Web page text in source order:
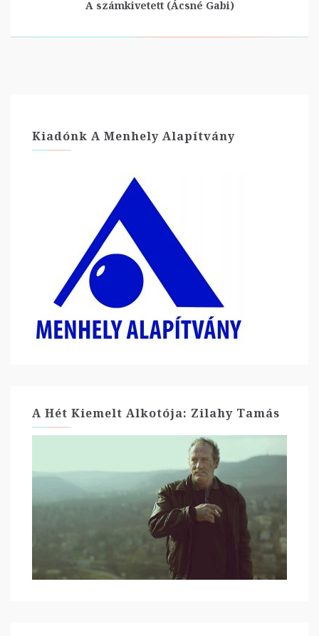
A számkivetett (Ácsné Gabi)
Kiadónk A Menhely Alapítvány
A Hét Kiemelt Alkotója: Zilahy Tamás